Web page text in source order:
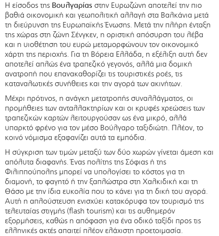
Η είσοδος της Βουλγαρίας στην Ευρωζώνη αποτελεί την πιο
βαθιά οικονομική και γεωπολιτική αλλαγή στα Βαλκάνια μετά
τη διεύρυνση της Ευρωπαϊκής Ένωσης. Μετά την πλήρη ένταξη
της χώρας στη ζώνη Σένγκεν, η οριστική απόσυρση του λέβα
και η υιοθέτηση του ευρώ μεταμορφώνουν τον οικονομικό
χάρτη της περιοχής. Για τη Βόρεια Ελλάδα, η εξέλιξη αυτή δεν
αποτελεί απλώς ένα τραπεζικό γεγονός, αλλά μια δομική
ανατροπή που επανακαθορίζει τις τουριστικές ροές, τις
καταναλωτικές συνήθειες και την αγορά των ακινήτων.
Μέχρι πρότινος, η ανάγκη μετατροπής συναλλάγματος, οι
προμήθειες των ανταλλακτηρίων και οι κρυφές χρεώσεις των
τραπεζικών καρτών λειτουργούσαν ως ένα μικρό, αλλά
υπαρκτό φρένο για τον μέσο Βούλγαρο ταξιδιώτη. Πλέον, το
κοινό νόμισμα εξαφανίζει αυτά τα εμπόδια.
Η σύγκριση των τιμών μεταξύ των δύο χωρών γίνεται άμεση και
απόλυτα διαφανής. Ένας πολίτης της Σόφιας ή της
Φιλιππούπολης μπορεί να υπολογίσει το κόστος για τη
διαμονή, το φαγητό ή την ξαπλώστρα στη Χαλκιδική και τη
Θάσο με την ίδια ευκολία που το κάνει για τη δική του αγορά.
Αυτή η απλούστευση ενισχύει κατακόρυφα τον τουρισμό της
τελευταίας στιγμής (flash tourism) και τις αυθημερόν
εξορμήσεις, καθώς η απόφαση για ένα οδικό ταξίδι προς τις
ελληνικές ακτές απαιτεί πλέον ελάχιστη προετοιμασία.